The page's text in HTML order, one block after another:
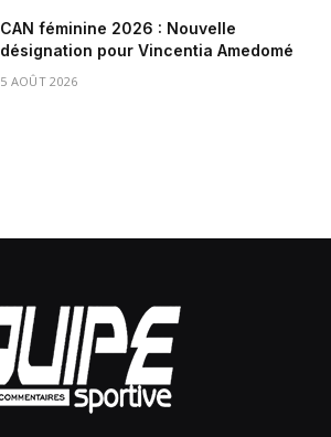
CAN féminine 2026 : Nouvelle
désignation pour Vincentia Amedomé
5 AOÛT 2026